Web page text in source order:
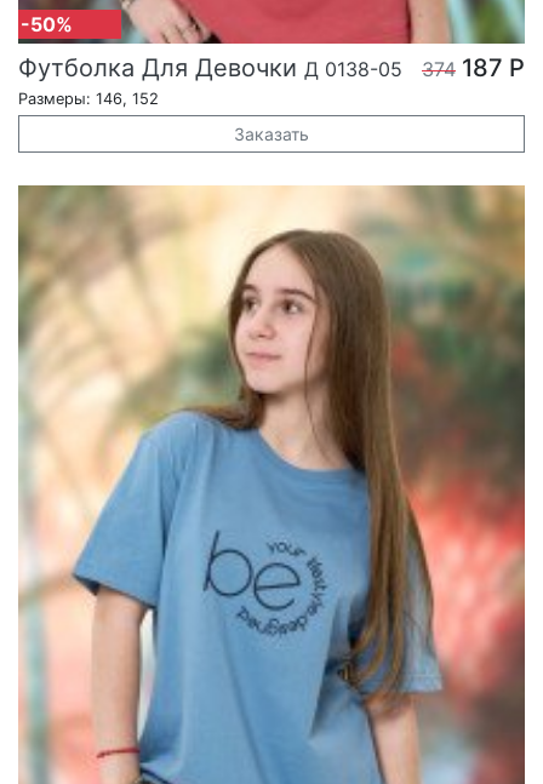
-50%
Футболка Для Девочки Д 0138-05 374 187 Р
Размеры: 146, 152
Заказать